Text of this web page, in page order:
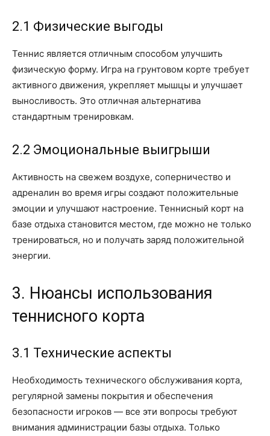
2.1 Физические выгоды
Теннис является отличным способом улучшить
физическую форму. Игра на грунтовом корте требует
активного движения, укрепляет мышцы и улучшает
выносливость. Это отличная альтернатива
стандартным тренировкам.
2.2 Эмоциональные выигрыши
Активность на свежем воздухе, соперничество и
адреналин во время игры создают положительные
эмоции и улучшают настроение. Теннисный корт на
базе отдыха становится местом, где можно не только
тренироваться, но и получать заряд положительной
энергии.
3. Нюансы использования
теннисного корта
3.1 Технические аспекты
Необходимость технического обслуживания корта,
регулярной замены покрытия и обеспечения
безопасности игроков — все эти вопросы требуют
внимания администрации базы отдыха. Только